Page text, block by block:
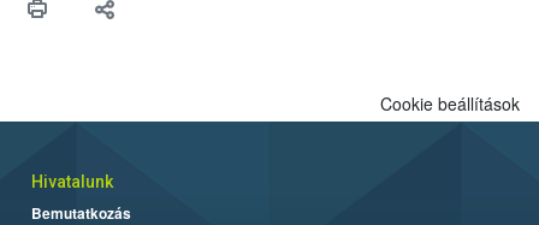
felhasználók számára is elérhető és ökológiai termesztésben is
Cookie beállítások
Hivatalunk
Bemutatkozás